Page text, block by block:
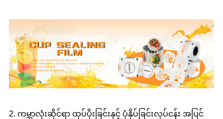
2. ကမ္ဘာလုံးဆိုင်ရာ ထုပ်ပိုးခြင်းနှင့် ပုံနှိပ်ခြင်းလုပ်ငန်း အပြင်